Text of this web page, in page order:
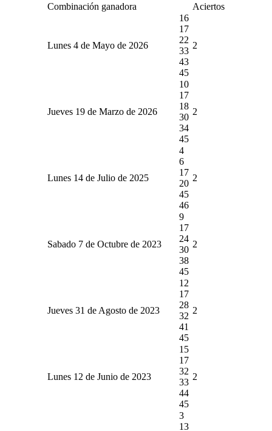
Combinación ganadora Aciertos
Lunes 4 de Mayo de 2026
16
17
22
33
43
45
2
Jueves 19 de Marzo de 2026
10
17
18
30
34
45
2
Lunes 14 de Julio de 2025
4
6
17
20
45
46
2
Sabado 7 de Octubre de 2023
9
17
24
30
38
45
2
Jueves 31 de Agosto de 2023
12
17
28
32
41
45
2
Lunes 12 de Junio de 2023
15
17
32
33
44
45
2
3
13